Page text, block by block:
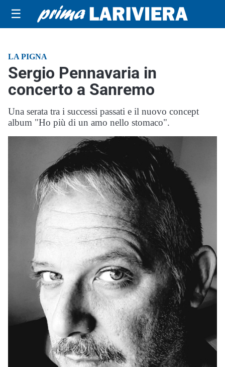
☰
LA PIGNA
Sergio Pennavaria in
concerto a Sanremo
Una serata tra i successi passati e il nuovo concept
album "Ho più di un amo nello stomaco".